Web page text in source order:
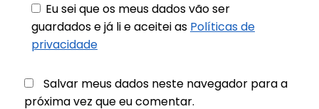
Eu sei que os meus dados vão ser
guardados e já li e aceitei as Políticas de
privacidade
Salvar meus dados neste navegador para a
próxima vez que eu comentar.